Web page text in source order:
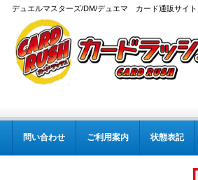
デュエルマスターズ/DM/デュエマ カード通販サイト
問い合わせ ご利用案内 状態表記